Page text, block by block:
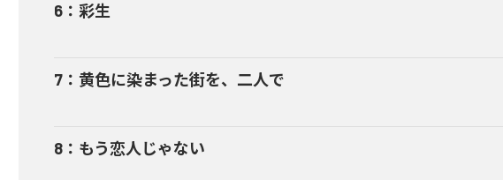
6 ： 彩生
7 ： 黄色に染まった街を、二人で
8 ： もう恋人じゃない